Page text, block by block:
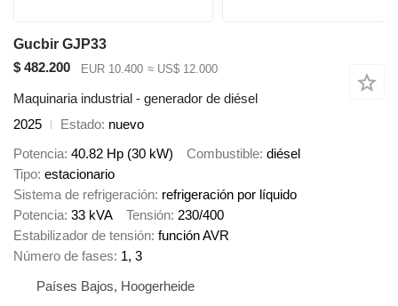
Gucbir GJP33
$ 482.200
EUR 10.400 ≈ US$ 12.000
Maquinaria industrial - generador de diésel
2025
Estado nuevo
Potencia 40.82 Hp (30 kW) Combustible diésel
Tipo estacionario
Sistema de refrigeración refrigeración por líquido
Potencia 33 kVA Tensión 230/400
Estabilizador de tensión función AVR
Número de fases 1, 3
Países Bajos, Hoogerheide